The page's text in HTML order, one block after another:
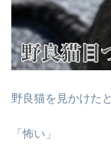
野良猫を見かけた
「怖い」